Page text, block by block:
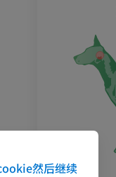
然后继续